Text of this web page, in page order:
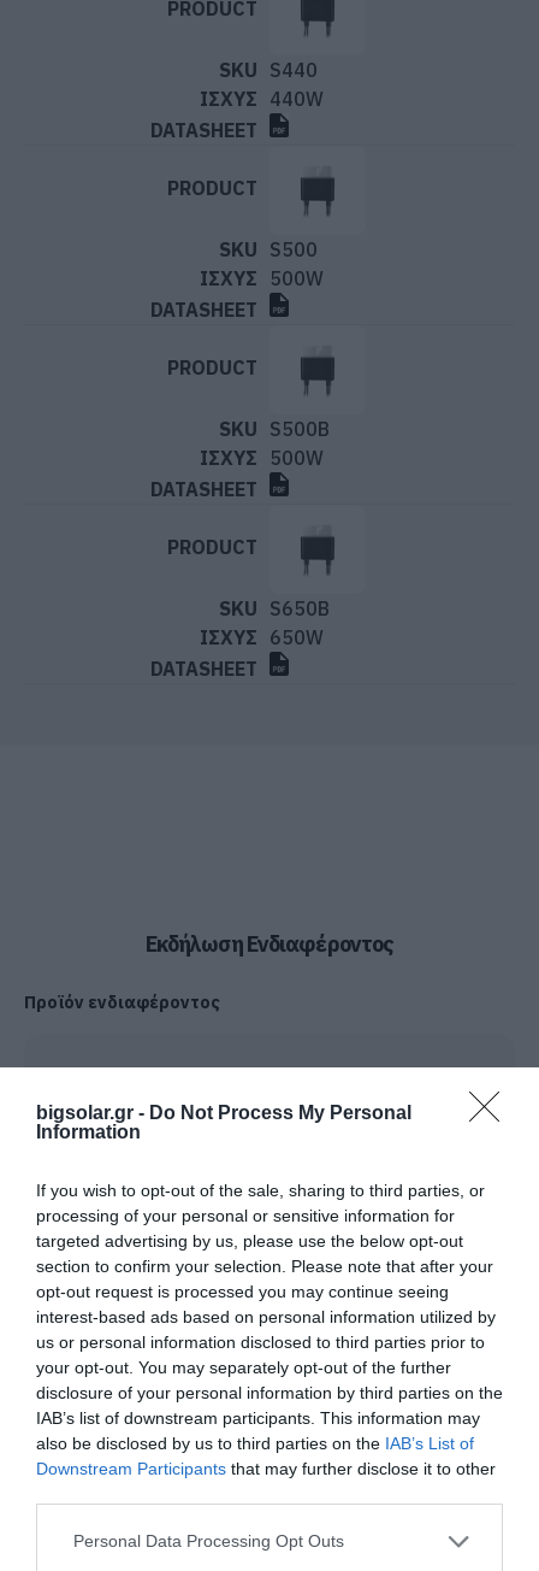
bigsolar.gr - Do Not Process My Personal
Information
If you wish to opt-out of the sale, sharing to third parties, or
processing of your personal or sensitive information for
targeted advertising by us, please use the below opt-out
section to confirm your selection. Please note that after your
opt-out request is processed you may continue seeing
interest-based ads based on personal information utilized by
us or personal information disclosed to third parties prior to
your opt-out. You may separately opt-out of the further
disclosure of your personal information by third parties on the
IAB’s list of downstream participants. This information may
also be disclosed by us to third parties on the IAB’s List of
Downstream Participants that may further disclose it to other
Personal Data Processing Opt Outs
S440
440W
S500
500W
S500B
500W
S650B
650W
Εκδήλωση Ενδιαφέροντος
Προϊόν ενδιαφέροντος
SOLAREDGE POWER OPTIMIZER
Όνομα* Εταιρεία*
Τηλέφωνο* Email*
Νομός* Πόλη*